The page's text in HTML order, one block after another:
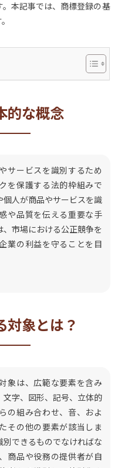
本記事では、商標登録の基
的な概念
サービスを識別するため
を保護する法的枠組みで
個人が商品やサービスを識
や品質を伝える重要な手
、市場における公正競争を
業の利益を守ることを目
対象とは？
象は、広範な要素を含み
文字、図形、記号、立体的
の組み合わせ、音、およ
その他の要素が該当しま
別できるものでなければな
商品や役務の提供者が自